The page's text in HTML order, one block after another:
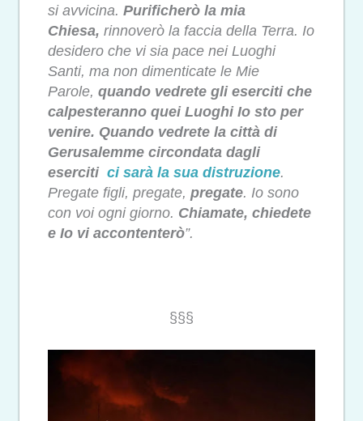
si avvicina. Purificherò la mia
Chiesa, rinnoverò la faccia della Terra. Io
desidero che vi sia pace nei Luoghi
Santi, ma non dimenticate le Mie
Parole, quando vedrete gli eserciti che
calpesteranno quei Luoghi Io sto per
venire. Quando vedrete la città di
Gerusalemme circondata dagli
eserciti ci sarà la sua distruzione.
Pregate figli, pregate, pregate. Io sono
con voi ogni giorno. Chiamate, chiedete
e Io vi accontenterò”.
§§§